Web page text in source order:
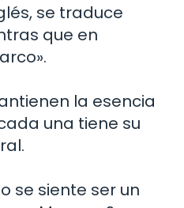
se traduce
que en
la esencia
una tiene su
se siente ser un